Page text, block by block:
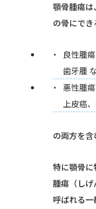
顎骨腫瘍
の骨にで
良性腫
歯牙腫
悪性腫
上皮癌、
の両方を含
特に顎骨
腫瘍（し
呼ばれる